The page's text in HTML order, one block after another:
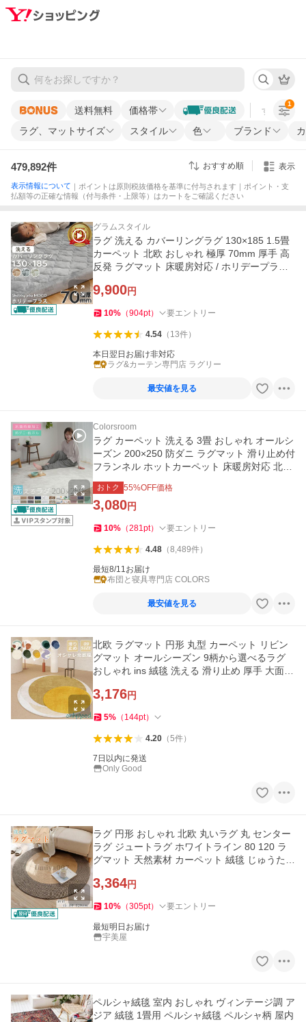
送料無料 価格帯 すべての条
ラグ、マットサイズ スタイル 色 ブランド
1
479,892件 おすすめ順 表示
表示情報について ｜ポイントは原則税抜価格を基準に付与されます｜ポイント・支
払額等の正確な情報（付与条件・上限等）はカートをご確認ください
グラムスタイル
ラグ 洗える カバーリングラグ 130×185 1.5畳
カーペット 北欧 おしゃれ 極厚 70mm 厚手 高
反発 ラグマット 床暖房対応 / ホリデープラス
9,900円
10% （904pt） 要エントリー
4.54（ 13件）
本日翌日お届け非対応
ラグ&カーテン専門店 ラグリー
最安値を見る
Colorsroom
ラグ カーペット 洗える 3畳 おしゃれ オールシ
ーズン 200×250 防ダニ ラグマット 滑り止め付
フランネル ホットカーペット 床暖房対応 北欧
洗えるラグ
おトク 55%OFF価格
3,080円
10% （281pt） 要エントリー
4.48（8,489件）
最短8/11お届け
布団と寝具専門店 COLORS
最安値を見る
北欧 ラグマット 円形 丸型 カーペット リビン
グマット オールシーズン 9柄から選べるラグ
おしゃれ ins 絨毯 洗える 滑り止め 厚手 大面積
3,176円
5% （ 144pt）
4.20（5件）
7日以内に発送
Only Good
ラグ 円形 おしゃれ 北欧 丸いラグ 丸 センター
ラグ ジュートラグ ホワイトライン 80 120 ラ
グマット 天然素材 カーペット 絨毯 じゅうたん
3,364円
10% （305pt） 要エントリー
最短明日お届け
宇美屋
ペルシャ絨毯 室内 おしゃれ ヴィンテージ調 ア
ジア 絨毯 1畳用 ペルシャ絨毯 ペルシャ柄 屋内